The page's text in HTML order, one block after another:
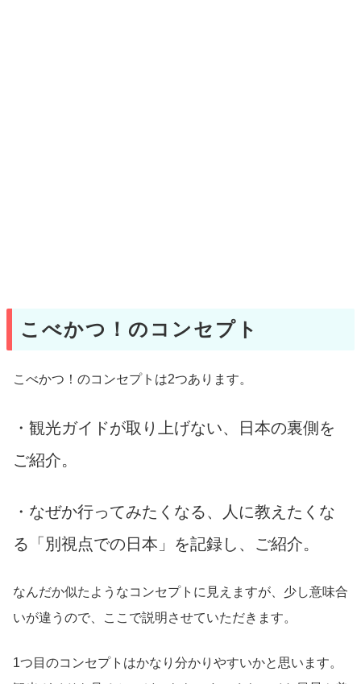
こべかつ！のコンセプト
こべかつ！のコンセプトは2つあります。
・観光ガイドが取り上げない、日本の裏側を
ご紹介。
・なぜか行ってみたくなる、人に教えたくな
る「別視点での日本」を記録し、ご紹介。
なんだか似たようなコンセプトに見えますが、少し意味合
いが違うので、ここで説明させていただきます。
1つ目のコンセプトはかなり分かりやすいかと思います。